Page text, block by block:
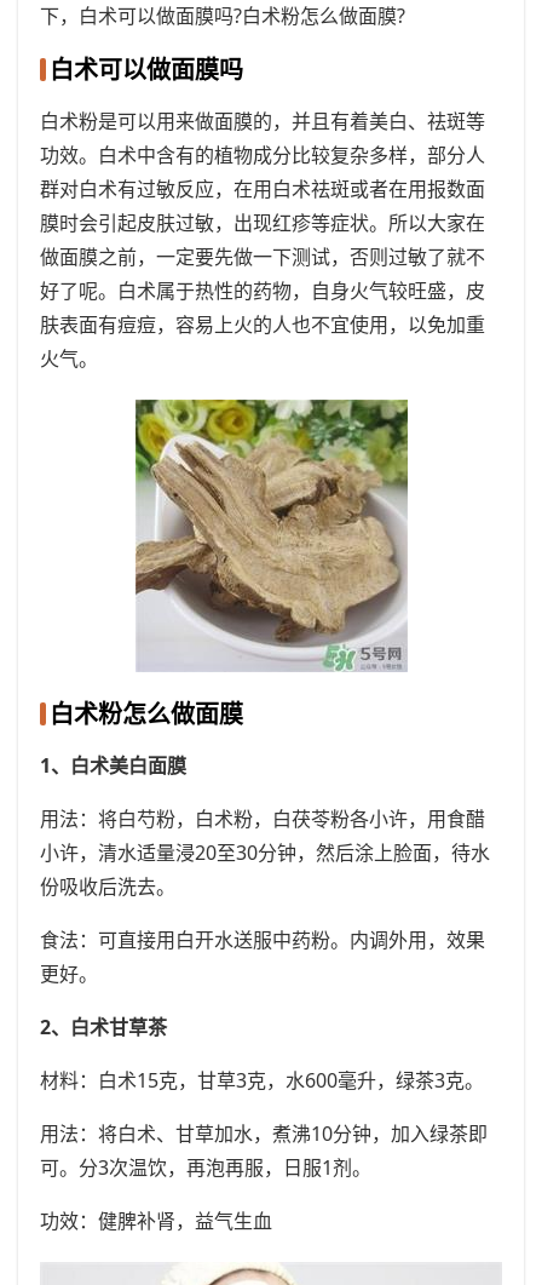
下，白术可以做面膜吗?白术粉怎么做面膜?
白术可以做面膜吗
白术粉是可以用来做面膜的，并且有着美白、祛斑等
功效。白术中含有的植物成分比较复杂多样，部分人
群对白术有过敏反应，在用白术祛斑或者在用报数面
膜时会引起皮肤过敏，出现红疹等症状。所以大家在
做面膜之前，一定要先做一下测试，否则过敏了就不
好了呢。白术属于热性的药物，自身火气较旺盛，皮
肤表面有痘痘，容易上火的人也不宜使用，以免加重
火气。
白术粉怎么做面膜
1、白术美白面膜
用法：将白芍粉，白术粉，白茯苓粉各小许，用食醋
小许，清水适量浸20至30分钟，然后涂上脸面，待水
份吸收后洗去。
食法：可直接用白开水送服中药粉。内调外用，效果
更好。
2、白术甘草茶
材料：白术15克，甘草3克，水600毫升，绿茶3克。
用法：将白术、甘草加水，煮沸10分钟，加入绿茶即
可。分3次温饮，再泡再服，日服1剂。
功效：健脾补肾，益气生血